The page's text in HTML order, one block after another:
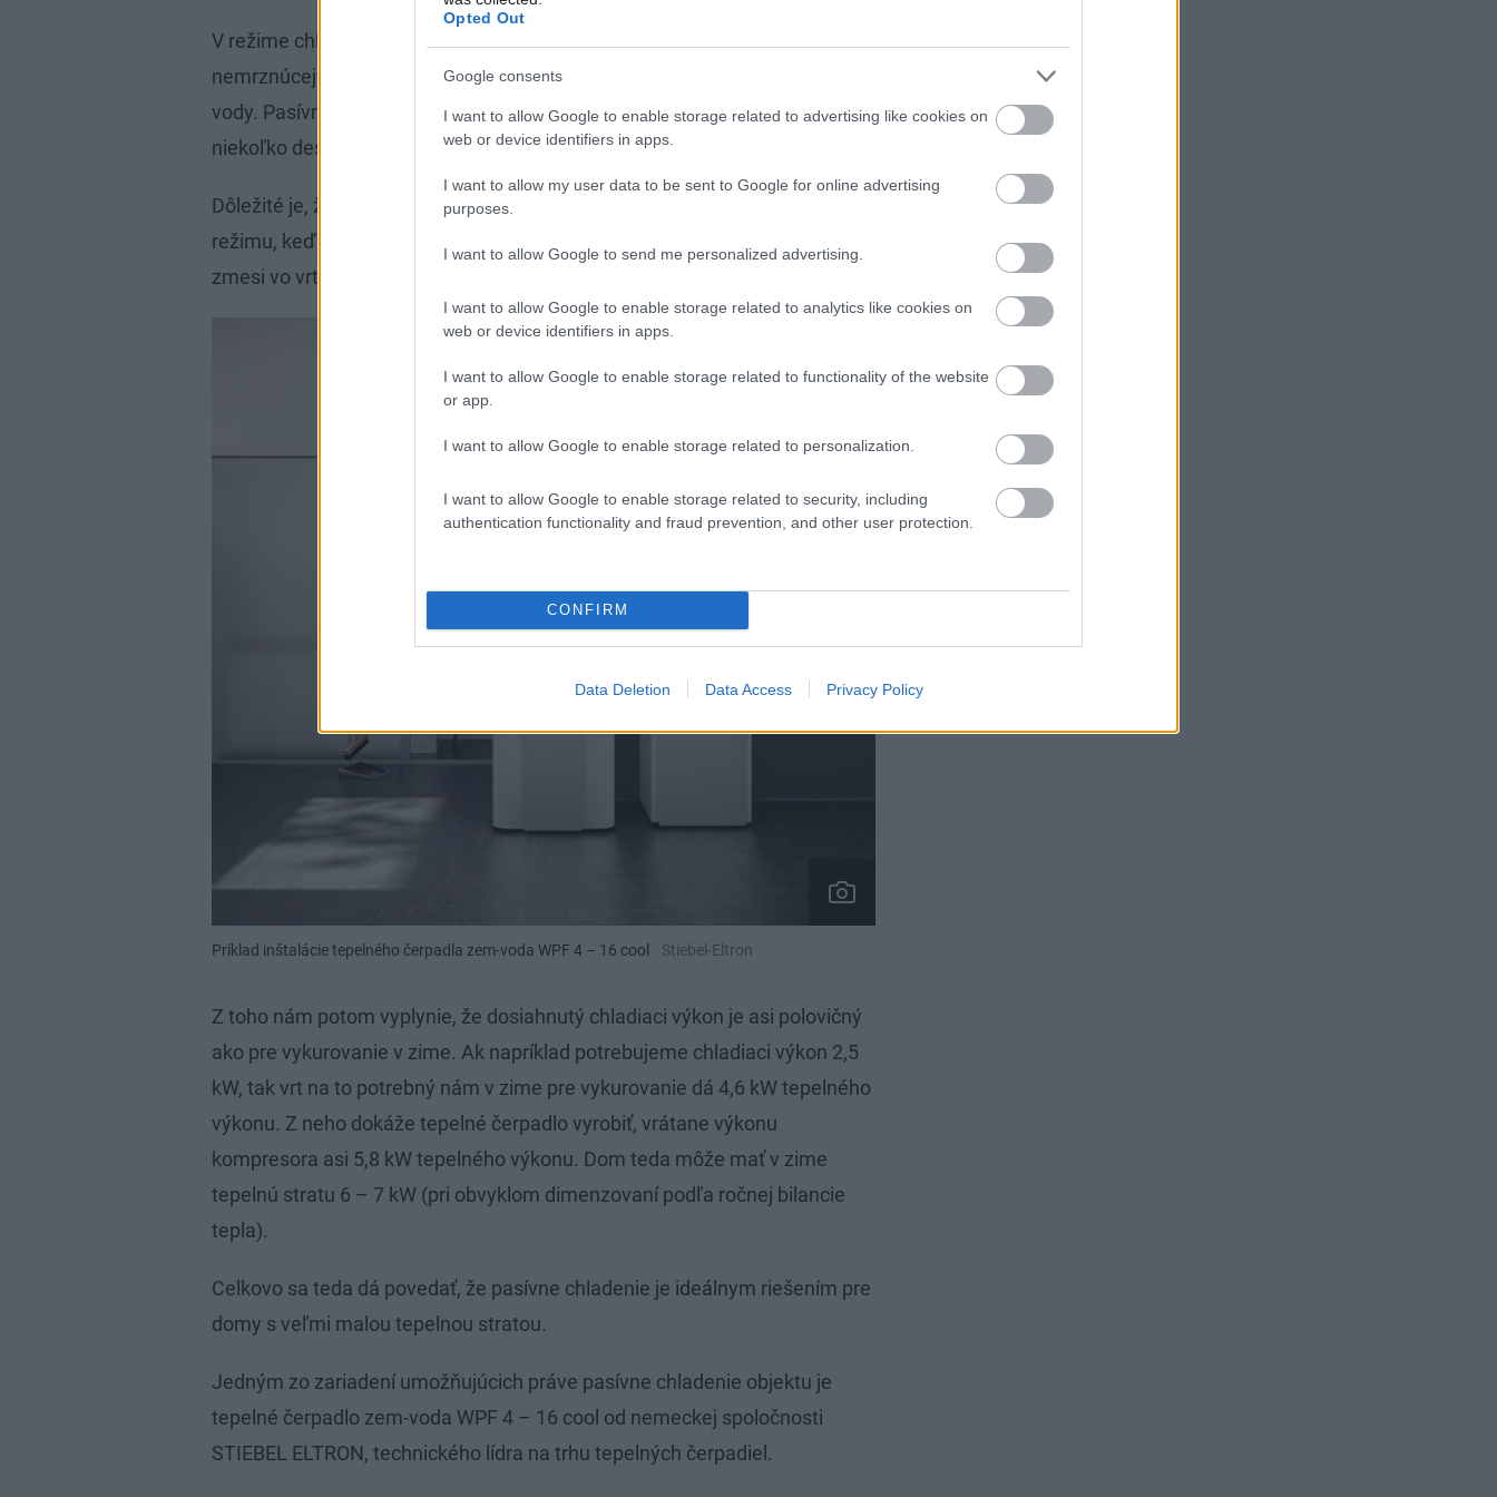
Opted Out
Google consents
I want to allow Google to enable storage related to advertising like cookies on
web or device identifiers in apps.
I want to allow my user data to be sent to Google for online advertising
purposes.
I want to allow Google to send me personalized advertising.
I want to allow Google to enable storage related to analytics like cookies on
web or device identifiers in apps.
I want to allow Google to enable storage related to functionality of the website
or app.
I want to allow Google to enable storage related to personalization.
I want to allow Google to enable storage related to security, including
authentication functionality and fraud prevention, and other user protection.
CONFIRM
Data Deletion Data Access Privacy Policy
V režime chladenia kompresor tepelného čerpadla stojí a chlad sa z
nemrznúcej zmesi vo vrtoch prenáša cez výmenník priamo do chladiacej
vody. Pasívne chladenie teda potrebuje len obehové čerpadlá s príkonom
niekoľko desiatok wattov.
Dôležité je, že výkon vrtov pri pasívnom chladení je asi polovičný oproti
režimu, keď pracuje kompresor. Je to dané rozdielom teplôt nemrznúcej
zmesi vo vrte a okolím vrtu, kompresorom dosiahneme väčší rozdiel.
Príklad inštalácie tepelného čerpadla zem-voda WPF 4 – 16 cool Stiebel-Eltron
Z toho nám potom vyplynie, že dosiahnutý chladiaci výkon je asi polovičný
ako pre vykurovanie v zime. Ak napríklad potrebujeme chladiaci výkon 2,5
kW, tak vrt na to potrebný nám v zime pre vykurovanie dá 4,6 kW tepelného
výkonu. Z neho dokáže tepelné čerpadlo vyrobiť, vrátane výkonu
kompresora asi 5,8 kW tepelného výkonu. Dom teda môže mať v zime
tepelnú stratu 6 – 7 kW (pri obvyklom dimenzovaní podľa ročnej bilancie
tepla).
Celkovo sa teda dá povedať, že pasívne chladenie je ideálnym riešením pre
domy s veľmi malou tepelnou stratou.
Jedným zo zariadení umožňujúcich práve pasívne chladenie objektu je
tepelné čerpadlo zem-voda WPF 4 – 16 cool od nemeckej spoločnosti
STIEBEL ELTRON, technického lídra na trhu tepelných čerpadiel.